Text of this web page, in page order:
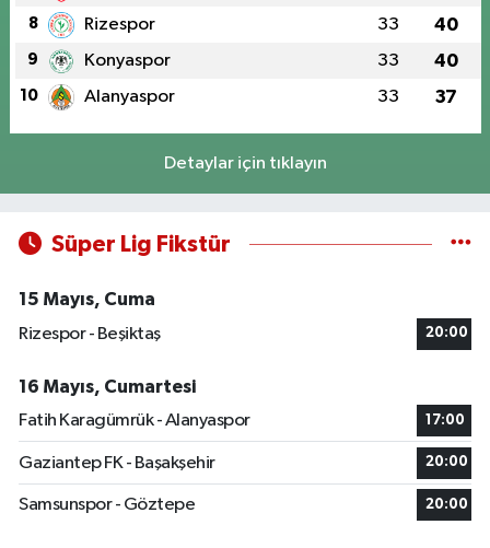
8 Rizespor 33 40
9 Konyaspor 33 40
10 Alanyaspor 33 37
Detaylar için tıklayın
Süper Lig Fikstür
15 Mayıs, Cuma
Rizespor - Beşiktaş
20:00
16 Mayıs, Cumartesi
Fatih Karagümrük - Alanyaspor
17:00
Gaziantep FK - Başakşehir 20:00
Samsunspor - Göztepe 20:00